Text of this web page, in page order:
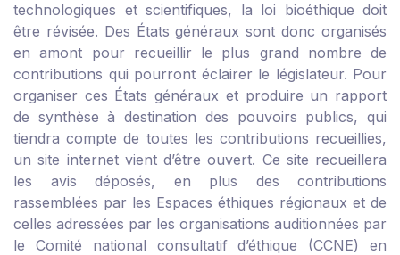
technologiques et scientifiques, la loi bioéthique doit
être révisée. Des États généraux sont donc organisés
en amont pour recueillir le plus grand nombre de
contributions qui pourront éclairer le législateur. Pour
organiser ces États généraux et produire un rapport
de synthèse à destination des pouvoirs publics, qui
tiendra compte de toutes les contributions recueillies,
un site internet vient d’être ouvert. Ce site recueillera
les avis déposés, en plus des contributions
rassemblées par les Espaces éthiques régionaux et de
celles adressées par les organisations auditionnées par
le Comité national consultatif d’éthique (CCNE) en